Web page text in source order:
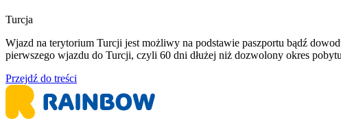
Turcja
Wjazd na terytorium Turcji jest możliwy na podstawie paszportu bądź
pierwszego wjazdu do Turcji, czyli 60 dni dłużej niż dozwolony okres
Przejdź do treści